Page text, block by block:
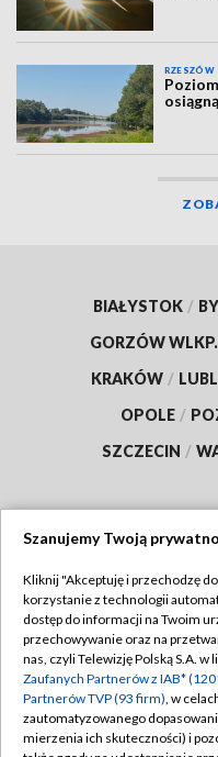
RZESZÓW
BIAŁYSTOK /
GORZÓW WLKP.
KRAKÓW /
OPOLE /
SZCZECIN /
Abonament TVP
Emisja w TVP
Centrum informacji
Naziemna Telewizja
Szanujemy Twoją
Kliknij "Akceptuję i przechodzę
korzystanie z technologii
dostęp do informacji na Twoim
przechowywanie oraz na
nas, czyli Telewizję Polską S.A. w
Zaufanych Partnerów z IAB*
Partnerów TVP (93 firm), w
zautomatyzowanego
mierzenia ich skuteczności) i